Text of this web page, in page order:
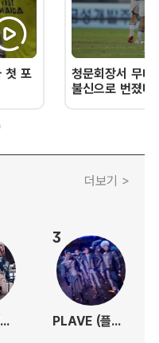
첫 포
청문회장서 무너
불신으로 번졌
더보기 >
CORTIS (코르티스)
3
PLAVE (플레이브)